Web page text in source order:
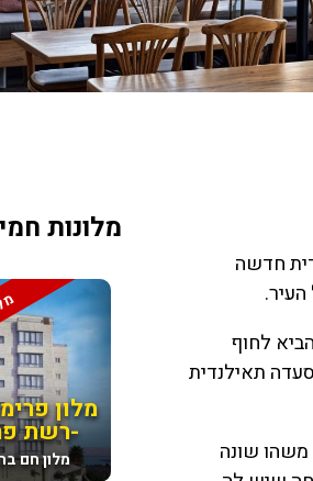
מלונות
מלון
-רשת
מלון חם
חדשה
לחוף
תאילנדית
משהו שונה